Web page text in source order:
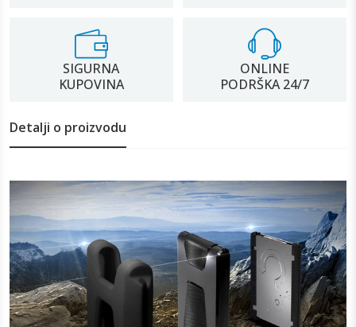
SIGURNA
KUPOVINA
ONLINE
PODRŠKA 24/7
Detalji o proizvodu